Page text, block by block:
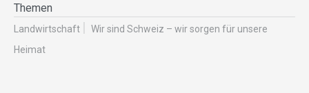
Themen
Landwirt­schaft
Wir sind Schweiz – wir sorgen für unsere
Heimat